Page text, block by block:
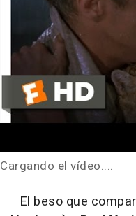
Cargando el vídeo....
El beso que